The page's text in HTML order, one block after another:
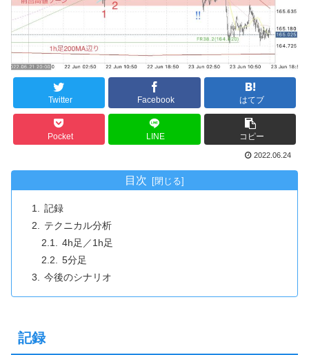
Twitter Facebook はてブ
Pocket LINE コピー
2022.06.24
目次
記録
テクニカル分析
4h足／1h足
5分足
今後のシナリオ
記録